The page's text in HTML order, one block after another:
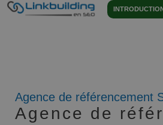
Agence de référencement
Agence de